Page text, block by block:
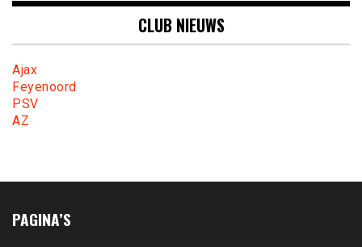
CLUB NIEUWS
Ajax
Feyenoord
PSV
AZ
PAGINA’S